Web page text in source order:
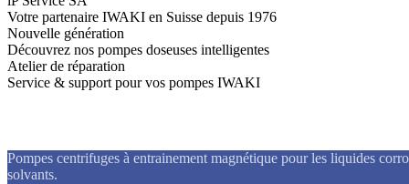
Votre partenaire IWAKI en Suisse depuis 1976
Nouvelle génération
Découvrez nos pompes doseuses intelligentes
Atelier de réparation
Service & support pour vos pompes IWAKI
Pompes centrifuges à entrainement magnétique pour les liquides
solvants.